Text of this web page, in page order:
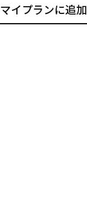
マイプランに追加